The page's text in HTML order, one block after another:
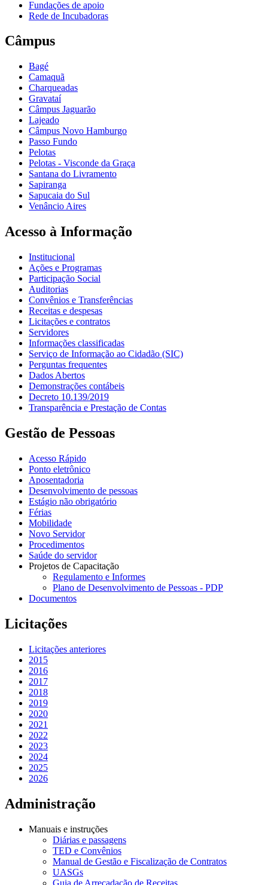
Fundações de apoio
Rede de Incubadoras
Câmpus
Bagé
Camaquã
Charqueadas
Gravataí
Câmpus Jaguarão
Lajeado
Câmpus Novo Hamburgo
Passo Fundo
Pelotas
Pelotas - Visconde da Graça
Santana do Livramento
Sapiranga
Sapucaia do Sul
Venâncio Aires
Acesso à Informação
Institucional
Ações e Programas
Participação Social
Auditorias
Convênios e Transferências
Receitas e despesas
Licitações e contratos
Servidores
Informações classificadas
Serviço de Informação ao Cidadão (SIC)
Perguntas frequentes
Dados Abertos
Demonstrações contábeis
Decreto 10.139/2019
Transparência e Prestação de Contas
Gestão de Pessoas
Acesso Rápido
Ponto eletrônico
Aposentadoria
Desenvolvimento de pessoas
Estágio não obrigatório
Férias
Mobilidade
Novo Servidor
Procedimentos
Saúde do servidor
Projetos de Capacitação
Regulamento e Informes
Plano de Desenvolvimento de Pessoas - PDP
Documentos
Licitações
Licitações anteriores
2015
2016
2017
2018
2019
2020
2021
2022
2023
2024
2025
2026
Administração
Manuais e instruções
Diárias e passagens
TED e Convênios
Manual de Gestão e Fiscalização de Contratos
UASGs
Guia de Arrecadação de Receitas